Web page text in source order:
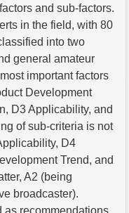
and sub-factors.
in the field, with 80
into two
general amateur
important factors
Development
D3 Applicability, and
of sub-criteria is not
D4
Trend, and
A2 (being
broadcaster).
as recommendations